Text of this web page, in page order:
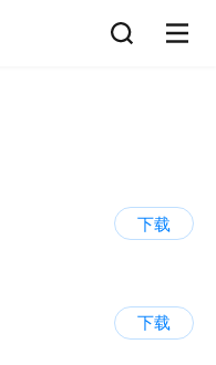
下载
下载